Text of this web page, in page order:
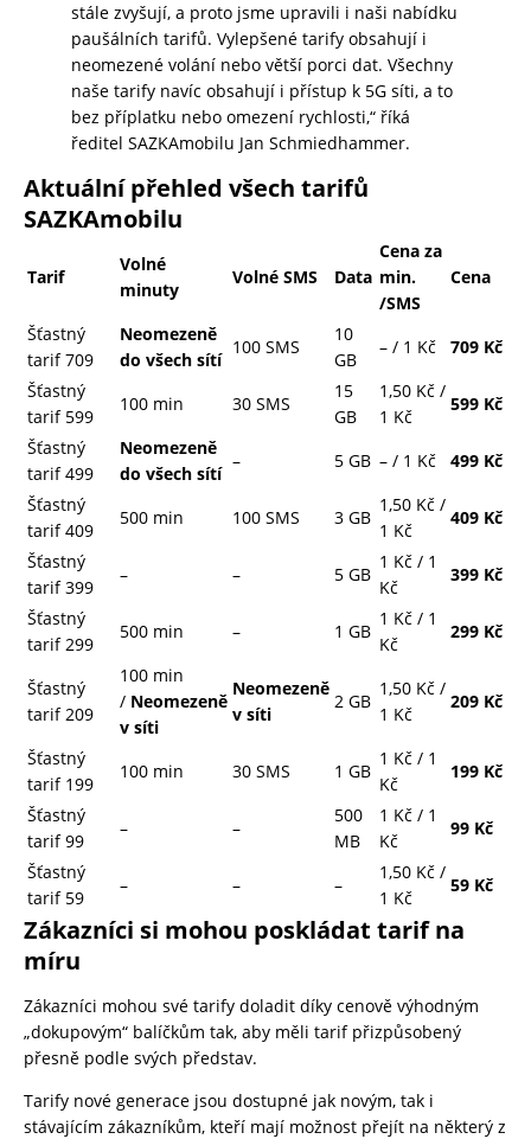
stále zvyšují, a proto jsme upravili i naši nabídku
paušálních tarifů. Vylepšené tarify obsahují i
neomezené volání nebo větší porci dat. Všechny
naše tarify navíc obsahují i přístup k 5G síti, a to
bez příplatku nebo omezení rychlosti,“ říká
ředitel SAZKAmobilu Jan Schmiedhammer.
Aktuální přehled všech tarifů
SAZKAmobilu
Tarif
Volné
minuty
Volné SMS Data
Cena za
min.
/SMS
Cena
Šťastný
tarif 709
Neomezeně
do všech sítí
100 SMS
10
GB
– / 1 Kč
709 Kč
Šťastný
tarif 599
100 min 30 SMS
15
GB
1,50 Kč /
1 Kč
599 Kč
Šťastný
tarif 499
Neomezeně
do všech sítí
– 5 GB – / 1 Kč
499 Kč
Šťastný
tarif 409
500 min 100 SMS 3 GB
1,50 Kč /
1 Kč
409 Kč
Šťastný
tarif 399
– – 5 GB
1 Kč / 1
Kč
399 Kč
Šťastný
tarif 299
500 min – 1 GB
1 Kč / 1
Kč
299 Kč
Šťastný
tarif 209
100 min
/ Neomezeně
v síti
Neomezeně
v síti
2 GB
1,50 Kč /
1 Kč
209 Kč
Šťastný
tarif 199
100 min 30 SMS 1 GB
1 Kč / 1
Kč
199 Kč
Šťastný
tarif 99
– –
500
MB
1 Kč / 1
Kč
99 Kč
Šťastný
tarif 59
– – –
1,50 Kč /
1 Kč
59 Kč
Zákazníci si mohou poskládat tarif na
míru
Zákazníci mohou své tarify doladit díky cenově výhodným
„dokupovým“ balíčkům tak, aby měli tarif přizpůsobený
přesně podle svých představ.
Tarify nové generace jsou dostupné jak novým, tak i
stávajícím zákazníkům, kteří mají možnost přejít na některý z